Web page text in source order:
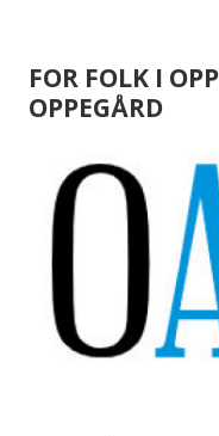
FOR FOLK I
OPPEGÅRD